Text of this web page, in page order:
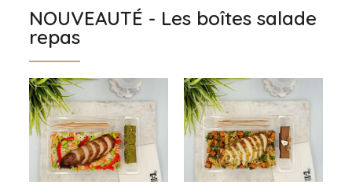
NOUVEAUTÉ - Les boîtes salade
repas